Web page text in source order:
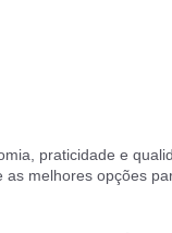
praticidade e
melhores opções